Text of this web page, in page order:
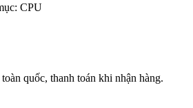
CPU
quốc, thanh toán khi nhận hàng.